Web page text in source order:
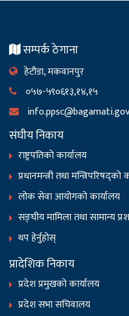
सम्पर्क ठेगाना
हेटौडा, मकवानपुर
०५७-५९०६१३,१४,१५
संघीय निकाय
राष्ट्रपतिको कार्यालय
प्रधानमन्त्री तथा मन्त्रिपरिषद्को
लोक सेवा आयोगको कार्यालय
सङ्‍घीय मामिला तथा सामान्य
थप हेर्नुहोस्
प्रादेशिक निकाय
प्रदेश प्रमुखको कार्यालय
प्रदेश सभा सचिवालय